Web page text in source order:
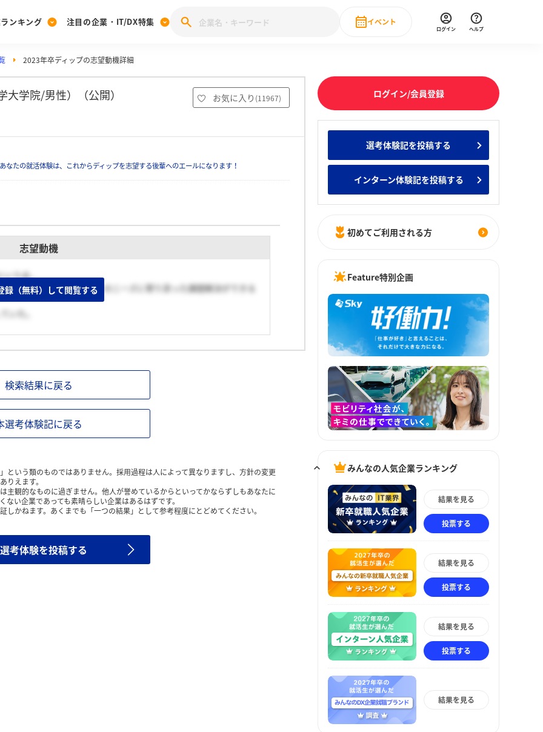
[27卒] 本選考体験記投稿キャンペーン
ンキング
みんなのDX企業就職ブランド調査
みんなの新卒就職人気企業ランキング みんなのインターン人気企業ランキ
注目の企業・IT/DX特集
28卒 IT・DX現場社員インタビュー
イベント
直近のイベント一覧
ログイン ヘルプ
2023年卒ディップの志望動機詳細
学院/男性）（公開） お気に入り (11967)
なたの就活体験は、これからディップを志望する後輩へのエールになります！
志望動機
いう点。
関してよりクライアントのニーズに寄り添った課題解決ができる
いた。
録（無料）して閲覧する
検索結果に戻る
選考体験記に戻る
という類のものではありません。採用過程は人によって異なりますし、方針の変更
りえます。
主観的なものに過ぎません。他人が誉めているからといってかならずしもあなたに
い企業であっても素晴らしい企業はあるはずです。
かねます。あくまでも「一つの結果」として参考程度にとどめてください。
考体験を投稿する
ログイン/会員登録
選考体験記を投稿する
インターン体験記を投稿する
初めてご利用される方
Feature特別企画
みんなの人気企業ランキング
結果を見る
投票する
結果を見る
投票する
結果を見る
投票する
結果を見る